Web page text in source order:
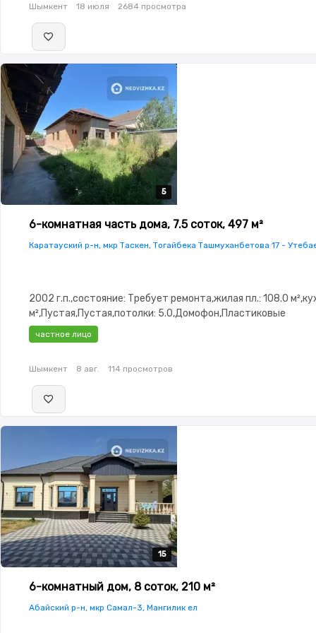
Шымкент 18 июля 2684 просмотра
5
5
5
5
5
6-комнатная часть дома, 7.5 соток, 497 м²
Каратауский р-н, мкр Таскен, Тогайбека Ташмуханбетова 17 -
2002 г.п.,состояние: Требует ремонта,жилая пл.: 108.0
м²,Пустая,Пустая,потолки: 5.0,Домофон,Пластиковые
зона,Летняя кухня
частное лицо
Шымкент 8 авг. 114 просмотров
15
15
15
15
15
6-комнатный дом, 8 соток, 210 м²
Абайский р-н, мкр Самал-3, Мангилик ел